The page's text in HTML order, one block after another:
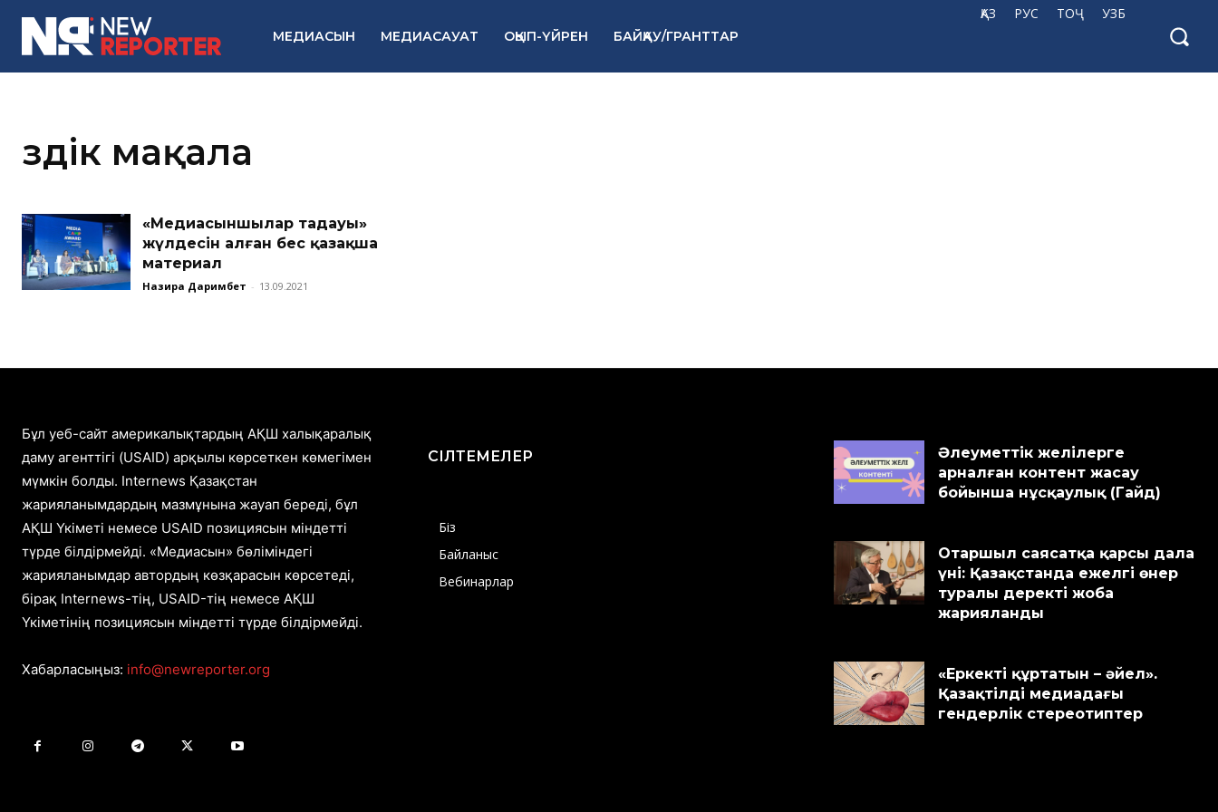
ҚАЗ РУС ТОҶ УЗБ
МЕДИАСЫН МЕДИАСАУАТ ОҚЫП-ҮЙРЕН БАЙҚАУ/ГРАНТТАР
үздік мақала
«Медиасыншылар таңдауы»
жүлдесін алған бес қазақша
материал
Назира Даримбет - 13.09.2021
Бұл уеб-сайт америкалықтардың АҚШ халықаралық
даму агенттігі (USAID) арқылы көрсеткен көмегімен
мүмкін болды. Internews Қазақстан
жарияланымдардың мазмұнына жауап береді, бұл
АҚШ Үкіметі немесе USAID позициясын міндетті
түрде білдірмейді. «Медиасын» бөліміндегі
жарияланымдар автордың көзқарасын көрсетеді,
бірақ Internews-тің, USAID-тің немесе АҚШ
Үкіметінің позициясын міндетті түрде білдірмейді.
Хабарласыңыз: info@newreporter.org
СІЛТЕМЕЛЕР
Біз
Байланыс
Вебинарлар
Әлеуметтік желілерге
арналған контент жасау
бойынша нұсқаулық (Гайд)
Отаршыл саясатқа қарсы дала
үні: Қазақстанда ежелгі өнер
туралы деректі жоба
жарияланды
«Еркекті құртатын – әйел».
Қазақтілді медиадағы
гендерлік стереотиптер